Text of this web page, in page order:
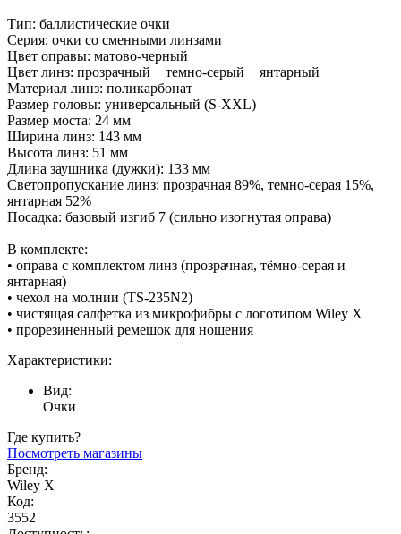
Тип: баллистические очки
Серия: очки со сменными линзами
Цвет оправы: матово-черный
Цвет линз: прозрачный + темно-серый + янтарный
Материал линз: поликарбонат
Размер головы: универсальный (S-XXL)
Размер моста: 24 мм
Ширина линз: 143 мм
Высота линз: 51 мм
Длина заушника (дужки): 133 мм
Светопропускание линз: прозрачная 89%, темно-серая 15%,
янтарная 52%
Посадка: базовый изгиб 7 (сильно изогнутая оправа)
В комплекте:
• оправа с комплектом линз (прозрачная, тёмно-серая и
янтарная)
• чехол на молнии (TS-235N2)
• чистящая салфетка из микрофибры с логотипом Wiley X
• прорезиненный ремешок для ношения
Характеристики:
Вид:
Очки
Где купить?
Посмотреть магазины
Бренд:
Wiley X
Код:
3552